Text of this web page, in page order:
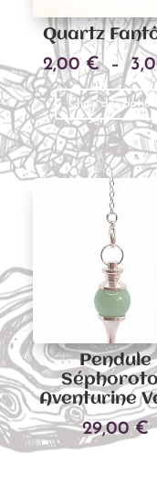
Quartz
2,00€ –
Choix des
Pendule
Aventurine
29,00€